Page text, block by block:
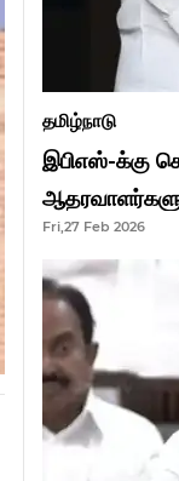
தமிழ்நாடு
இபிஎஸ்-க்கு
Fri,27 Feb 2026